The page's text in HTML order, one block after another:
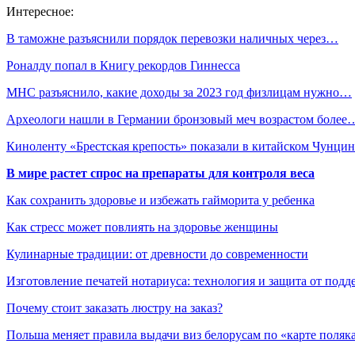
Интересное:
В таможне разъяснили порядок перевозки наличных через…
Роналду попал в Книгу рекордов Гиннесса
МНС разъяснило, какие доходы за 2023 год физлицам нужно…
Археологи нашли в Германии бронзовый меч возрастом
Киноленту «Брестская крепость» показали в китайском
В мире растет спрос на препараты для контроля веса
Как сохранить здоровье и избежать гайморита у ребенка
Как стресс может повлиять на здоровье женщины
Кулинарные традиции: от древности до современности
Изготовление печатей нотариуса: технология и защита от
Почему стоит заказать люстру на заказ?
Польша меняет правила выдачи виз белорусам по «карте